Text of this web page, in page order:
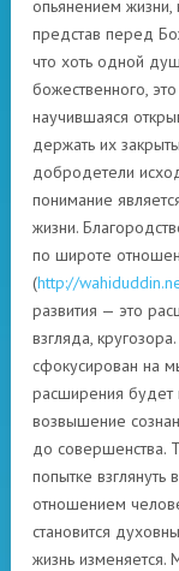
опьянением жизни,
представ перед
что хоть одной
божественного,
научившаяся
держать их
добродетели
понимание
жизни.
по широте
(http://
развития — это
взгляда,
сфокусирован на
расширения будет
возвышение
до совершенства.
попытке
отношением
становится
жизнь